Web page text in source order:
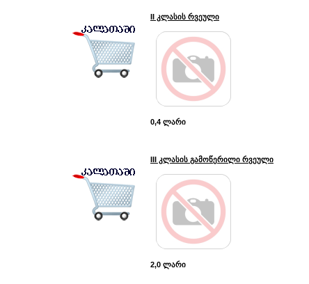
II კლასის რვეული
0,4 ლარი
III კლასის გამოწერილი რვეული
2,0 ლარი